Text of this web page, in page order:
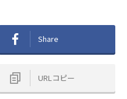
Share
URLコピー